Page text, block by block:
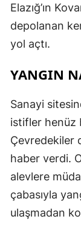
Elazığ’ın
depolanan
yol açtı.
YANGIN
Sanayi
istifler henüz
Çevredekiler
haber verdi.
alevlere
çabasıyla
ulaşmadan